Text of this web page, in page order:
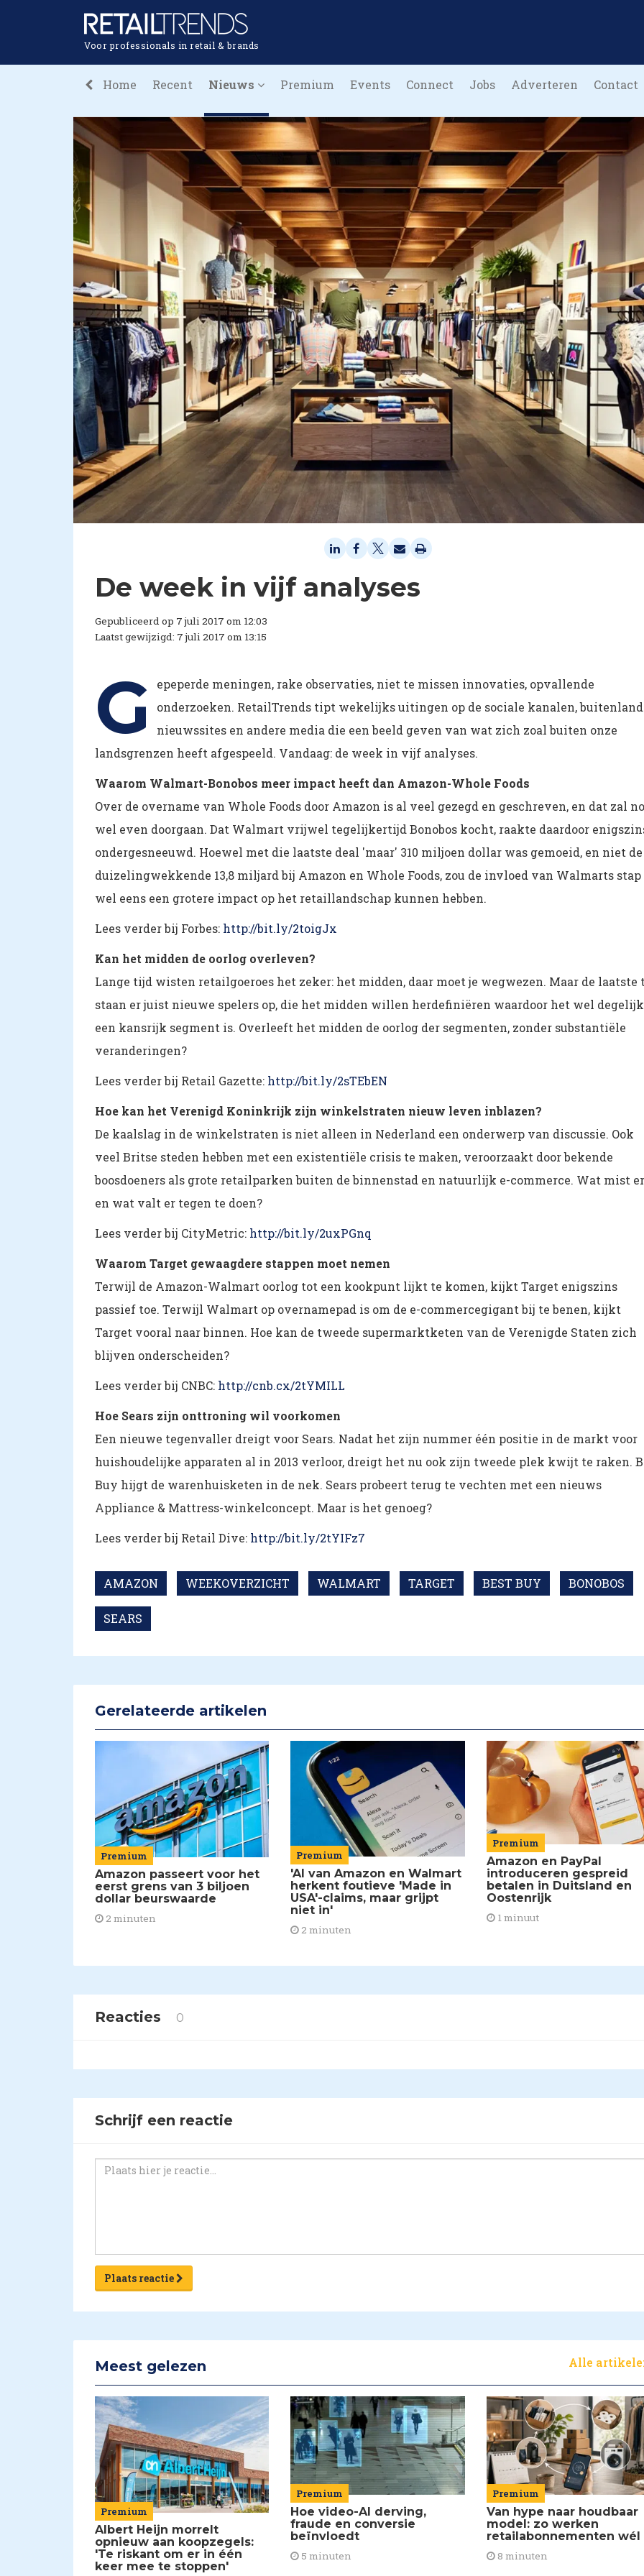
Voor professionals in retail & brands
Home Recent Nieuws Premium Events Connect Jobs Adverteren Contact
De week in vijf analyses
Gepubliceerd op 7 juli 2017 om 12:03
Laatst gewijzigd: 7 juli 2017 om 13:15
G
epeperde meningen, rake observaties, niet te missen innovaties, opvallende
onderzoeken. RetailTrends tipt wekelijks uitingen op de sociale kanalen,
nieuwssites en andere media die een beeld geven van wat zich zoal buiten onze
landsgrenzen heeft afgespeeld. Vandaag: de week in vijf analyses.
Waarom Walmart-Bonobos meer impact heeft dan Amazon-Whole Foods
Over de overname van Whole Foods door Amazon is al veel gezegd en geschreven, en dat zal
wel even doorgaan. Dat Walmart vrijwel tegelijkertijd Bonobos kocht, raakte daardoor
ondergesneeuwd. Hoewel met die laatste deal 'maar' 310 miljoen dollar was gemoeid, en niet de
duizelingwekkende 13,8 miljard bij Amazon en Whole Foods, zou de invloed van Walmarts stap
wel eens een grotere impact op het retaillandschap kunnen hebben.
Lees verder bij Forbes: http://bit.ly/2toigJx
Kan het midden de oorlog overleven?
Lange tijd wisten retailgoeroes het zeker: het midden, daar moet je wegwezen. Maar de laatste
staan er juist nieuwe spelers op, die het midden willen herdefiniëren waardoor het wel degelijk
een kansrijk segment is. Overleeft het midden de oorlog der segmenten, zonder substantiële
veranderingen?
Lees verder bij Retail Gazette: http://bit.ly/2sTEbEN
Hoe kan het Verenigd Koninkrijk zijn winkelstraten nieuw leven inblazen?
De kaalslag in de winkelstraten is niet alleen in Nederland een onderwerp van discussie. Ook
veel Britse steden hebben met een existentiële crisis te maken, veroorzaakt door bekende
boosdoeners als grote retailparken buiten de binnenstad en natuurlijk e-commerce. Wat mist er
en wat valt er tegen te doen?
Lees verder bij CityMetric: http://bit.ly/2uxPGnq
Waarom Target gewaagdere stappen moet nemen
Terwijl de Amazon-Walmart oorlog tot een kookpunt lijkt te komen, kijkt Target enigszins
passief toe. Terwijl Walmart op overnamepad is om de e-commercegigant bij te benen, kijkt
Target vooral naar binnen. Hoe kan de tweede supermarktketen van de Verenigde Staten zich
blijven onderscheiden?
Lees verder bij CNBC: http://cnb.cx/2tYMILL
Hoe Sears zijn onttroning wil voorkomen
Een nieuwe tegenvaller dreigt voor Sears. Nadat het zijn nummer één positie in de markt voor
huishoudelijke apparaten al in 2013 verloor, dreigt het nu ook zijn tweede plek kwijt te raken.
Buy hijgt de warenhuisketen in de nek. Sears probeert terug te vechten met een nieuws
Appliance & Mattress-winkelconcept. Maar is het genoeg?
Lees verder bij Retail Dive: http://bit.ly/2tYIFz7
AMAZON WEEKOVERZICHT WALMART TARGET BEST BUY BONOBOS
SEARS
Gerelateerde artikelen
Premium
Amazon passeert voor het
eerst grens van 3 biljoen
dollar beurswaarde
2 minuten
Premium
'AI van Amazon en Walmart
herkent foutieve 'Made in
USA'-claims, maar grijpt
niet in'
2 minuten
Premium
Amazon en PayPal
introduceren gespreid
betalen in Duitsland en
Oostenrijk
1 minuut
Reacties 0
Schrijf een reactie
Plaats reactie
Meest gelezen Alle
Premium
Albert Heijn morrelt
opnieuw aan koopzegels:
'Te riskant om er in één
keer mee te stoppen'
Premium
Hoe video-AI derving,
fraude en conversie
beïnvloedt
5 minuten
Premium
Van hype naar houdbaar
model: zo werken
retailabonnementen wél
8 minuten